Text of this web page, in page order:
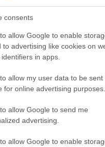
consents
allow Google to enable
to advertising like cookies on
in apps.
allow my user data to be sent
for online advertising purposes.
allow Google to send me
advertising.
allow Google to enable